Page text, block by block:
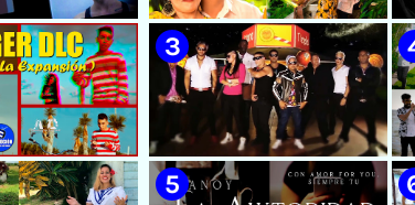
- ¨Solita¨ -
Director: Asiel
🟡 Susel Gómez (La China) ||
¨Oye Mi Leloley¨ || Director:
Onelio Jesús Larralde González
|| Música popular bailable
cubana || Videoclip || CUBA